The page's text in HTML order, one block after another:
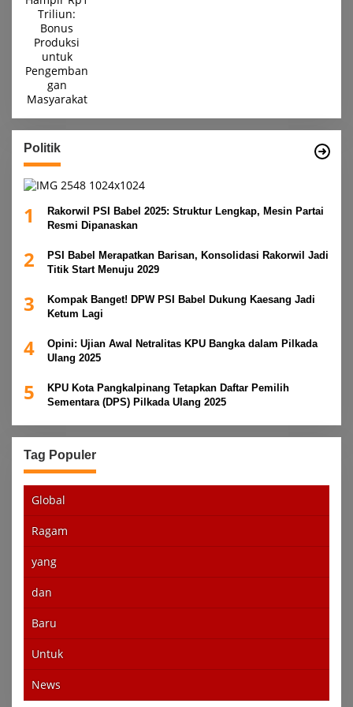
Politik
1
Rakorwil PSI Babel 2025: Struktur Lengkap, Mesin Partai
Resmi Dipanaskan
2
PSI Babel Merapatkan Barisan, Konsolidasi Rakorwil Jadi
Titik Start Menuju 2029
3
Kompak Banget! DPW PSI Babel Dukung Kaesang Jadi
Ketum Lagi
4
Opini: Ujian Awal Netralitas KPU Bangka dalam Pilkada
Ulang 2025
5
KPU Kota Pangkalpinang Tetapkan Daftar Pemilih
Sementara (DPS) Pilkada Ulang 2025
Tag Populer
Global
Ragam
yang
dan
Baru
Untuk
News